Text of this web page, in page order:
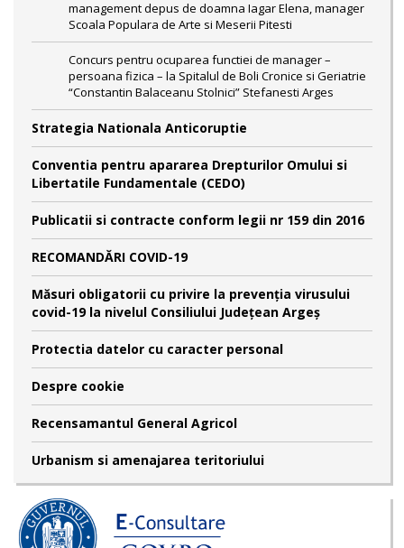
management depus de doamna Iagar Elena, manager
Scoala Populara de Arte si Meserii Pitesti
Concurs pentru ocuparea functiei de manager –
persoana fizica – la Spitalul de Boli Cronice si Geriatrie
“Constantin Balaceanu Stolnici” Stefanesti Arges
Strategia Nationala Anticoruptie
Conventia pentru apararea Drepturilor Omului si
Libertatile Fundamentale (CEDO)
Publicatii si contracte conform legii nr 159 din 2016
RECOMANDĂRI COVID-19
Măsuri obligatorii cu privire la prevenția virusului
covid-19 la nivelul Consiliului Județean Argeș
Protectia datelor cu caracter personal
Despre cookie
Recensamantul General Agricol
Urbanism si amenajarea teritoriului